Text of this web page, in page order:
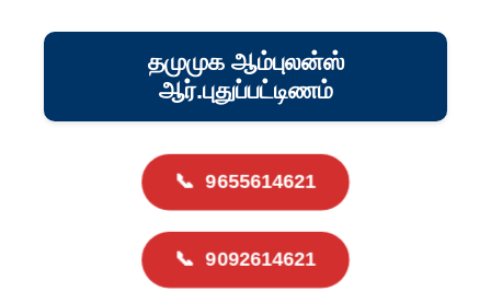
தமுமுக ஆம்புலன்ஸ்
ஆர்.புதுப்பட்டிணம்
📞 9655614621
📞 9092614621